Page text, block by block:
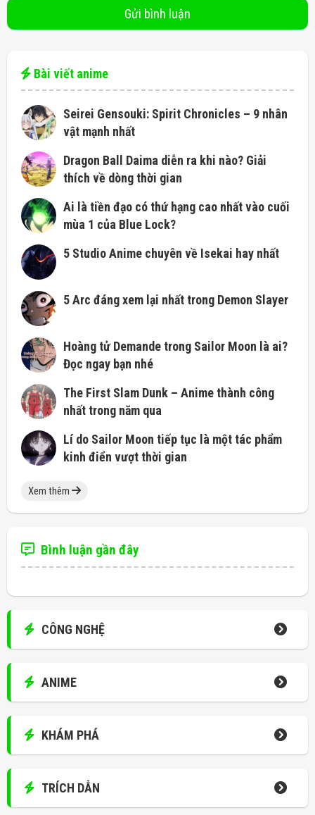
Bài viết anime
Seirei Gensouki: Spirit Chronicles – 9 nhân
vật mạnh nhất
Dragon Ball Daima diễn ra khi nào? Giải
thích về dòng thời gian
Ai là tiền đạo có thứ hạng cao nhất vào cuối
mùa 1 của Blue Lock?
5 Studio Anime chuyên về Isekai hay nhất
5 Arc đáng xem lại nhất trong Demon Slayer
Hoàng tử Demande trong Sailor Moon là ai?
Đọc ngay bạn nhé
The First Slam Dunk – Anime thành công
nhất trong năm qua
Lí do Sailor Moon tiếp tục là một tác phẩm
kinh điển vượt thời gian
Xem thêm
Bình luận gần đây
CÔNG NGHỆ
ANIME
KHÁM PHÁ
TRÍCH DẪN